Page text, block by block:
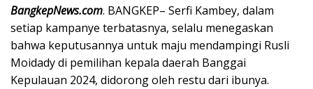
BangkepNews.com. BANGKEP– Serfi Kambey, dalam
setiap kampanye terbatasnya, selalu menegaskan
bahwa keputusannya untuk maju mendampingi Rusli
Moidady di pemilihan kepala daerah Banggai
Kepulauan 2024, didorong oleh restu dari ibunya.